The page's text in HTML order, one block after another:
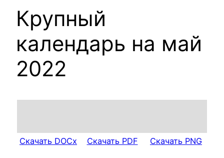
Крупный
календарь на май
2022
Скачать DOCx Скачать PDF Скачать PNG